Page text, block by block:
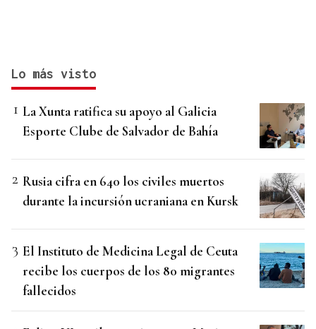
Lo más visto
La Xunta ratifica su apoyo al Galicia
Esporte Clube de Salvador de Bahía
Rusia cifra en 640 los civiles muertos
durante la incursión ucraniana en Kursk
El Instituto de Medicina Legal de Ceuta
recibe los cuerpos de los 80 migrantes
fallecidos